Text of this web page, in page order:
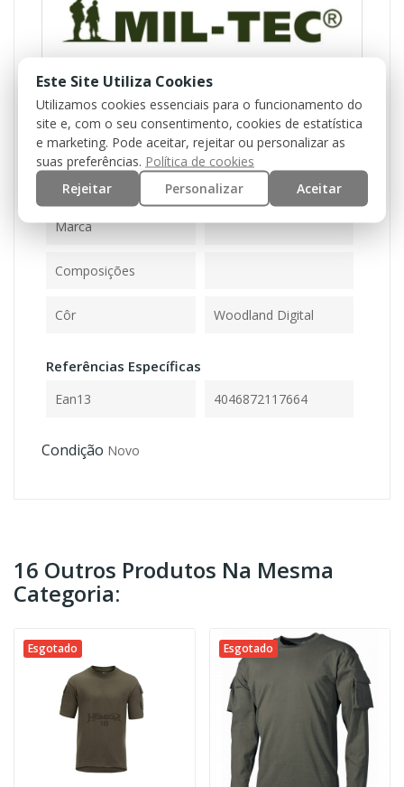
Referência 11012071-S
Ficha Informativa
Marca
Composições
Côr Woodland Digital
Referências Específicas
Ean13 4046872117664
Condição Novo
16 Outros Produtos Na Mesma
Categoria:
Esgotado Esgotado
Este Site Utiliza Cookies
Utilizamos cookies essenciais para o funcionamento do
site e, com o seu consentimento, cookies de estatística
e marketing. Pode aceitar, rejeitar ou personalizar as
suas preferências. Política de cookies
Rejeitar
Personalizar Aceitar